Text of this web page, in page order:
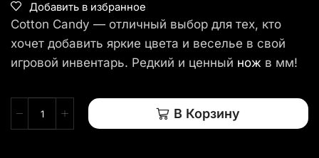
Добавить в избранное
Cotton Candy — отличный выбор для тех, кто
хочет добавить яркие цвета и веселье в свой
игровой инвентарь. Редкий и ценный нож в мм!
В Корзину